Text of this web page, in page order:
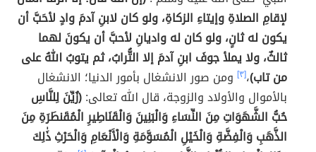
لإقامِ الصلاةِ وإيتاءِ الزكاةِ، ولو كان لابنِ آدمَ وادٍ لأحَبَّ أن
يكون له ثانٍ، ولو كان له واديانِ لأحبَّ أن يكونَ لهما
ثالثٌ، ولا يملأ جوفَ ابنِ آدمَ إلا التُّرابُ، ثم يتوبُ اللهُ على
من تاب)،[٣] ومن صور الانشغال بأمور الدنيا؛ الانشغال
بالأموال والأولاد والزوجة، قال الله تعالى:(زُيِّنَ لِلنَّاسِ
حُبُّ الشَّهَوَاتِ مِنَ النِّسَاءِ وَالْبَنِينَ وَالْقَنَاطِيرِ الْمُقَنطَرَةِ مِنَ
الذَّهَبِ وَالْفِضَّةِ وَالْخَيْلِ الْمُسَوَّمَةِ وَالْأَنْعَامِ وَالْحَرْثِ ذَٰلِكَ